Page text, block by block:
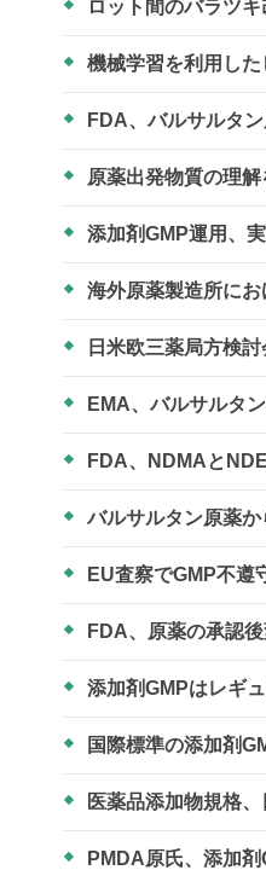
ロット間のバラツ
機械学習を利用し
FDA、バルサルタ
原薬出発物質の理
添加剤GMP運用、
海外原薬製造所にお
日米欧三薬局方検
EMA、バルサルタ
FDA、NDMAと
バルサルタン原薬
EU査察でGMP不
FDA、原薬の承認
添加剤GMPはレギ
国際標準の添加剤
医薬品添加物規格
PMDA原氏、添加